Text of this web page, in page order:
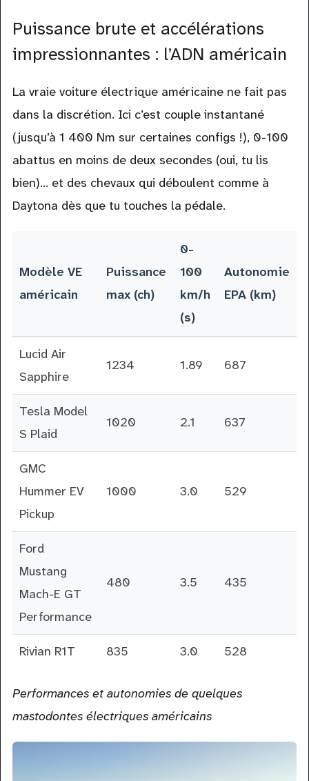
Puissance brute et accélérations
impressionnantes : l’ADN américain
La vraie voiture électrique américaine ne fait pas
dans la discrétion. Ici c’est couple instantané
(jusqu’à 1 400 Nm sur certaines configs !), 0-100
abattus en moins de deux secondes (oui, tu lis
bien)… et des chevaux qui déboulent comme à
Daytona dès que tu touches la pédale.
Modèle VE
américain
Puissance
max (ch)
0-
100
km/h
(s)
Autonomie
EPA (km)
Lucid Air
Sapphire
1234 1.89 687
Tesla Model
S Plaid
1020 2.1 637
GMC
Hummer EV
Pickup
1000 3.0 529
Ford
Mustang
Mach-E GT
Performance
480 3.5 435
Rivian R1T 835 3.0 528
Performances et autonomies de quelques
mastodontes électriques américains